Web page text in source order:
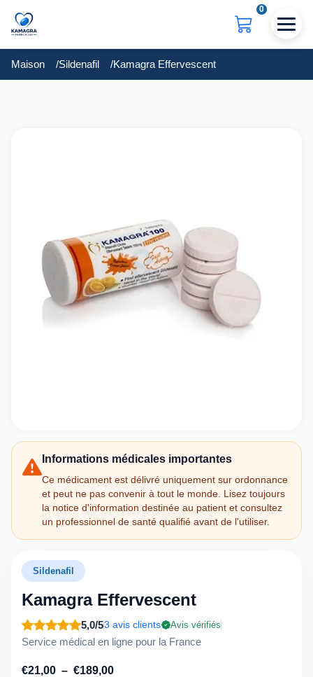
0
Maison Sildenafil Kamagra Effervescent
Informations médicales importantes
Ce médicament est délivré uniquement sur ordonnance
et peut ne pas convenir à tout le monde. Lisez toujours
la notice d'information destinée au patient et consultez
un professionnel de santé qualifié avant de l'utiliser.
Sildenafil
Kamagra Effervescent
5,0/53 avis clients Avis vérifiés
Service médical en ligne pour la France
€21,00 – €189,00Plage